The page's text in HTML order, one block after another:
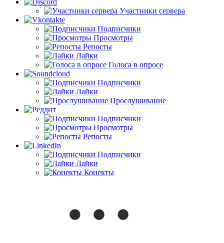
Участники сервера
Подписчики
Просмотры
Репосты
Лайки
Голоса в опросе
Подписчики
Лайки
Прослушивание
Подписчики
Просмотры
Репосты
Подписчики
Лайки
Конекты